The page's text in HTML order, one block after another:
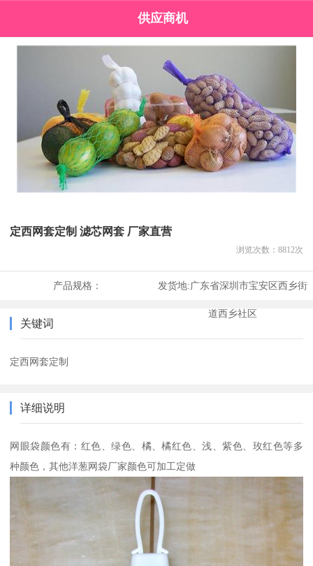
供应商机
定西网套定制 滤芯网套 厂家直营
浏览次数： 8812次
产品规格： 发货地:广东省深圳市宝安区西乡街
道西乡社区
关键词
定西网套定制
详细说明
网眼袋颜色有：红色、绿色、橘、橘红色、浅、紫色、玫红色等多
种颜色，其他洋葱网袋厂家颜色可加工定做